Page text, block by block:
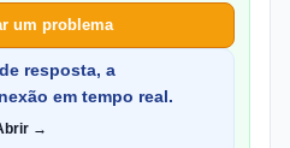
um problema
resposta, a
em tempo real.
→